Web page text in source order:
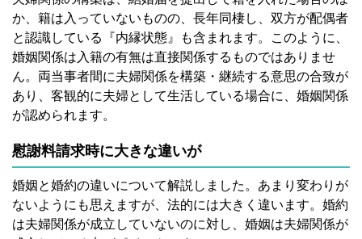
か、籍は入っていないものの、長年同棲し、双方が配偶者
と認識している『内縁状態』も含まれます。このように、
婚姻関係は入籍の有無は直接関係するものではありませ
ん。両当事者間に夫婦関係を構築・継続する意思の合致が
あり、客観的に夫婦として生活している場合に、婚姻関係
が認められます。
慰謝料請求時に大きな違いが
婚姻と婚約の違いについて解説しました。あまり変わりが
ないようにも思えますが、法的には大きく違います。婚約
は夫婦関係が成立していないのに対し、婚姻は夫婦関係が